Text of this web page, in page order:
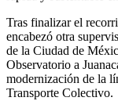
Tras finalizar el
encabezó otra
de la Ciudad de
Observatorio a
modernización de la
Transporte Colectivo.